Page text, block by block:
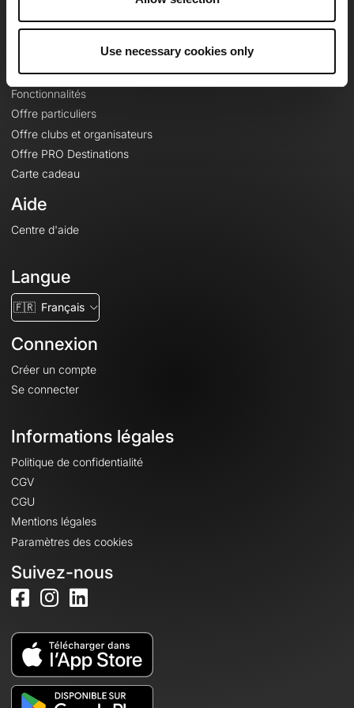
Use necessary cookies only
Le Mag'
Fonds de cartes topographiques
Fonctionnalités
Offre particuliers
Offre clubs et organisateurs
Offre PRO Destinations
Carte cadeau
Aide
Centre d'aide
Langue
🇫🇷 Français
Connexion
Créer un compte
Se connecter
Informations légales
Politique de confidentialité
CGV
CGU
Mentions légales
Paramètres des cookies
Suivez-nous